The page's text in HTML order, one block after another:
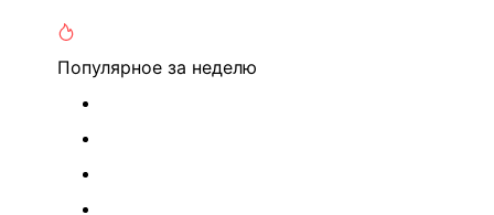
Популярное за неделю